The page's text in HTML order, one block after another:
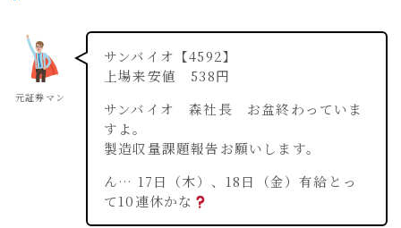
元証券マン
サンバイオ【4592】
上場来安値 538円
サンバイオ 森社長 お盆終わっていま
すよ。
製造収量課題報告お願いします。
ん… 17日（木）、18日（金）有給とっ
て10連休かな